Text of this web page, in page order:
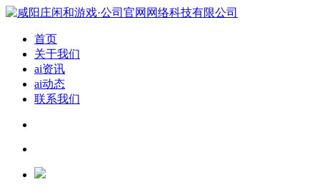
首页
关于我们
ai资讯
ai动态
联系我们